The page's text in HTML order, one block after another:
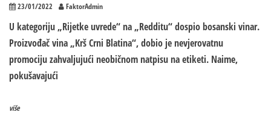
23/01/2022 FaktorAdmin
U kategoriju „Rijetke uvrede“ na „Redditu“ dospio bosanski vinar.
Proizvođač vina „Krš Crni Blatina“, dobio je nevjerovatnu
promociju zahvaljujući neobičnom natpisu na etiketi. Naime,
pokušavajući
više